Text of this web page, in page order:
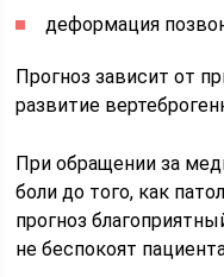
деформация
Прогноз зависит от
развитие
При обращении за
боли до того, как
прогноз
не беспокоят